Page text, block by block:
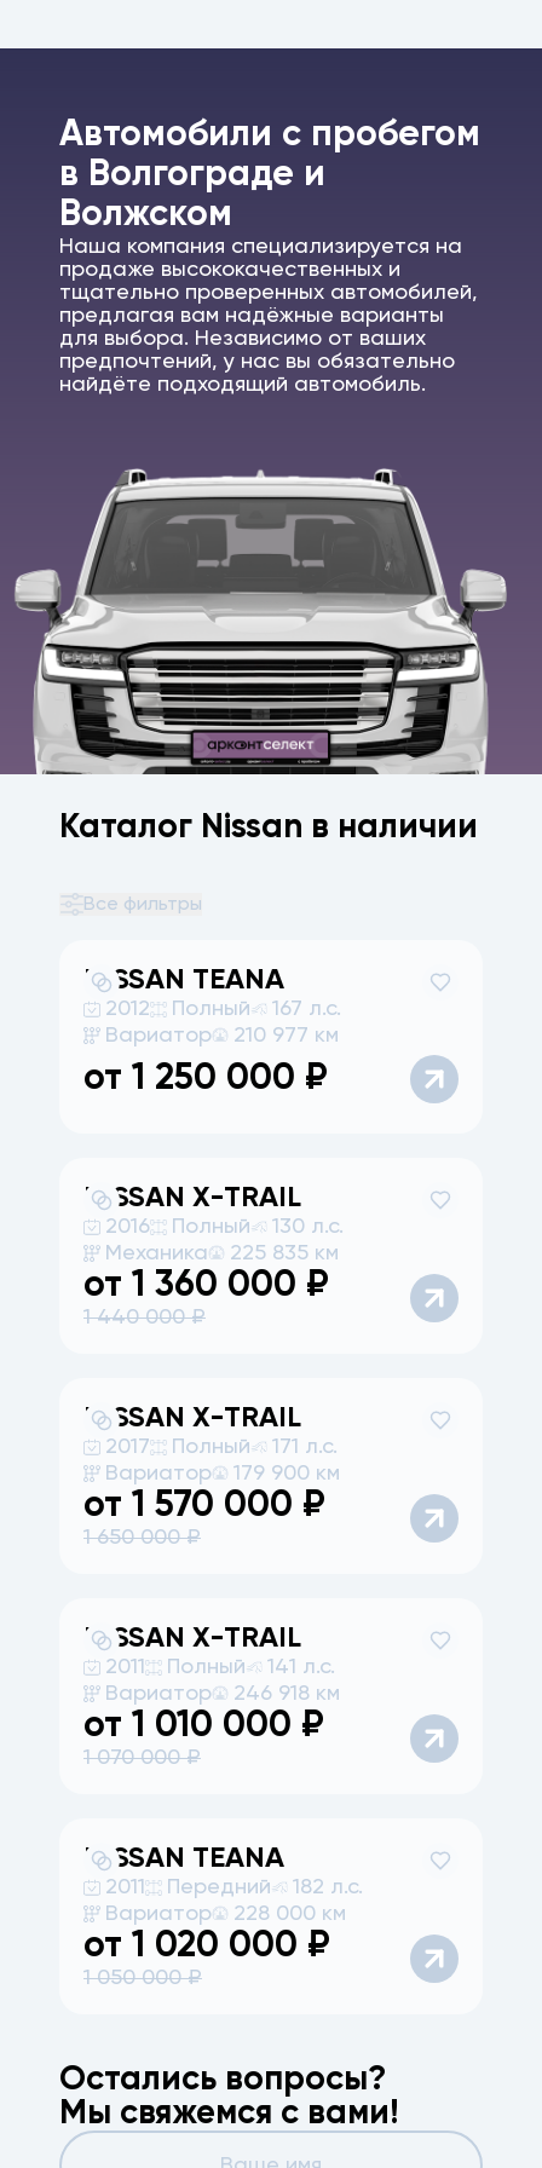
Автомобили c пробегом
в Волгограде и
Волжском
Наша компания специализируется на
продаже высококачественных и
тщательно проверенных автомобилей,
предлагая вам надёжные варианты
для выбора. Независимо от ваших
предпочтений, у нас вы обязательно
найдёте подходящий автомобиль.
Каталог Nissan в наличии
NISSAN TEANA
2012 Полный
167 л.с.
Вариатор
210 977 км
от 1 250 000 ₽
NISSAN X-TRAIL
2016 Полный
130 л.с.
Механика
225 835 км
от 1 360 000 ₽
1 440 000₽
NISSAN X-TRAIL
2017 Полный
171 л.с.
Вариатор
179 900 км
от 1 570 000 ₽
1 650 000₽
NISSAN X-TRAIL
2011 Полный
141 л.с.
Вариатор
246 918 км
от 1 010 000 ₽
1 070 000₽
NISSAN TEANA
2011 Передний
182 л.с.
Вариатор
228 000 км
от 1 020 000 ₽
1 050 000₽
Все фильтры
Остались вопросы?
Мы свяжемся с вами!